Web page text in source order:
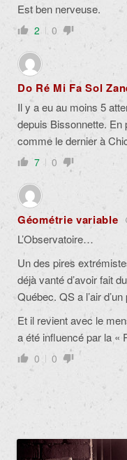
Est ben nerveuse.
2 0
Do Ré Mi Fa Sol
Il y a eu au moins 5
depuis Bissonnette. En
comme le dernier à
7 0
Géométrie variable
L’Observatoire…
Un des pires
déjà vanté d’avoir fait
Québec. QS a l’air
Et il revient avec le
a été influencé par la «
0 0